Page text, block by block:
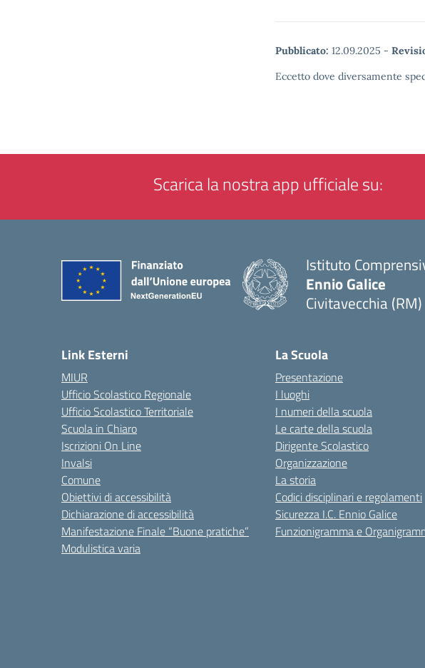
Pubblicato: 12.09.2025 -
Eccetto dove diversamente
Scarica la nostra app ufficiale su:
Istituto
Ennio Galice
Civitavecchia (RM)
Link Esterni
MIUR
Ufficio Scolastico Regionale
Ufficio Scolastico Territoriale
Scuola in Chiaro
Iscrizioni On Line
Invalsi
Comune
Obiettivi di accessibilità
Dichiarazione di accessibilità
Manifestazione Finale “Buone pratiche”
Modulistica varia
La Scuola
Presentazione
I luoghi
I numeri della scuola
Le carte della scuola
Dirigente Scolastico
Organizzazione
La storia
Codici disciplinari e regolamenti
Sicurezza I.C. Ennio Galice
Funzionigramma e